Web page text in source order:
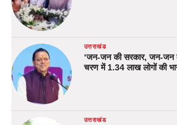
उत्तराखंड
‘जन-जन की सरकार, जन-जन
चरण में 1.34 लाख लोगों की
उत्तराखंड